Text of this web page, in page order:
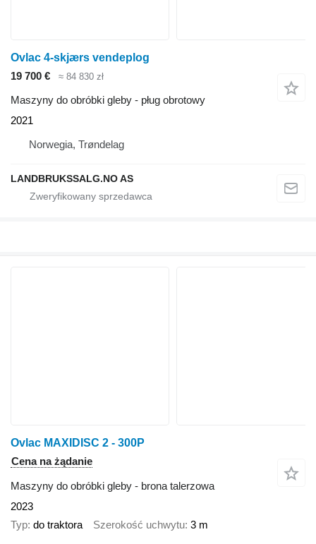
Ovlac 4-skjærs vendeplog
19 700 €
≈ 84 830 zł
Maszyny do obróbki gleby - pług obrotowy
2021
Norwegia, Trøndelag
LANDBRUKSSALG.NO AS
Ovlac MAXIDISC 2 - 300P
Cena na żądanie
Maszyny do obróbki gleby - brona talerzowa
2023
Typ do traktora Szerokość uchwytu 3 m